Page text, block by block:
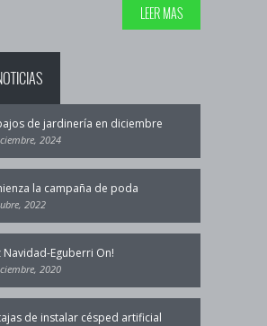
LEER MAS
de jardinería en diciembre
2024
la campaña de poda
2022
Navidad-Eguberri On!
2020
de instalar césped artificial